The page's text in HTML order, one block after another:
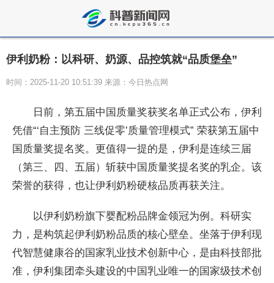
伊利奶粉：以科研、奶源、品控筑就“品质堡垒”
时间：2025-11-20 10:51:39 来源：今日热点网
日前，第五届中国质量奖获奖名单正式公布，伊利
凭借“‘自主预防 三线促零’质量管理模式” 荣获第五届中
国质量奖提名奖。更值得一提的是，伊利是连续三届
（第三、四、五届）斩获中国质量奖提名奖的乳企。该
荣誉的获得，也让伊利奶粉硬核品质再获关注。
以伊利奶粉旗下婴配粉品牌金领冠为例。科研实
力，是构筑起伊利奶粉品质的核心壁垒。坐落于伊利现
代智慧健康谷的国家乳业技术创新中心，是由科技部批
准，伊利集团牵头建设的中国乳业唯一的国家级技术创